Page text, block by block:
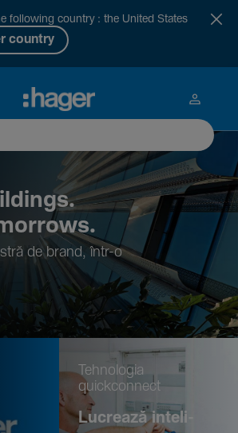
following country : the United States
country
de brand, într-o
Tehno­logia
quickconnect
Lucrează inte­li­